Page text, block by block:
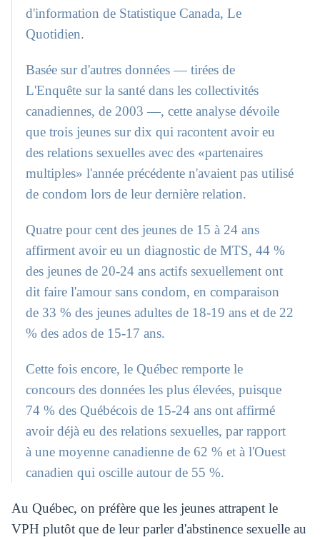
d'information de Statistique Canada, Le
Quotidien.
Basée sur d'autres données — tirées de
L'Enquête sur la santé dans les collectivités
canadiennes, de 2003 —, cette analyse dévoile
que trois jeunes sur dix qui racontent avoir eu
des relations sexuelles avec des «partenaires
multiples» l'année précédente n'avaient pas utilisé
de condom lors de leur dernière relation.
Quatre pour cent des jeunes de 15 à 24 ans
affirment avoir eu un diagnostic de MTS, 44 %
des jeunes de 20-24 ans actifs sexuellement ont
dit faire l'amour sans condom, en comparaison
de 33 % des jeunes adultes de 18-19 ans et de 22
% des ados de 15-17 ans.
Cette fois encore, le Québec remporte le
concours des données les plus élevées, puisque
74 % des Québécois de 15-24 ans ont affirmé
avoir déjà eu des relations sexuelles, par rapport
à une moyenne canadienne de 62 % et à l'Ouest
canadien qui oscille autour de 55 %.
Au Québec, on préfère que les jeunes attrapent le
VPH plutôt que de leur parler d'abstinence sexuelle au